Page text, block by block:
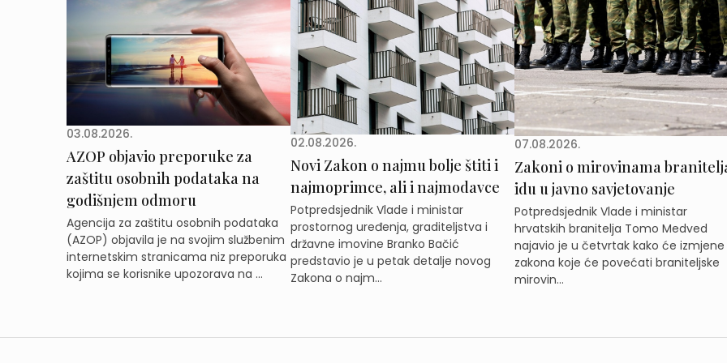
03.08.2026.
AZOP objavio preporuke za
zaštitu osobnih podataka na
godišnjem odmoru
Agencija za zaštitu osobnih podataka
(AZOP) objavila je na svojim službenim
internetskim stranicama niz preporuka
kojima se korisnike upozorava na ...
02.08.2026.
Novi Zakon o najmu bolje štiti i
najmoprimce, ali i najmodavce
Potpredsjednik Vlade i ministar
prostornog uređenja, graditeljstva i
državne imovine Branko Bačić
predstavio je u petak detalje novog
Zakona o najm...
07.08.2026.
Zakoni o mirovinama
idu u javno savjetovanje
Potpredsjednik Vlade i ministar
hrvatskih branitelja Tomo Medved
najavio je u četvrtak kako će izmjene
zakona koje će povećati braniteljske
mirovin...